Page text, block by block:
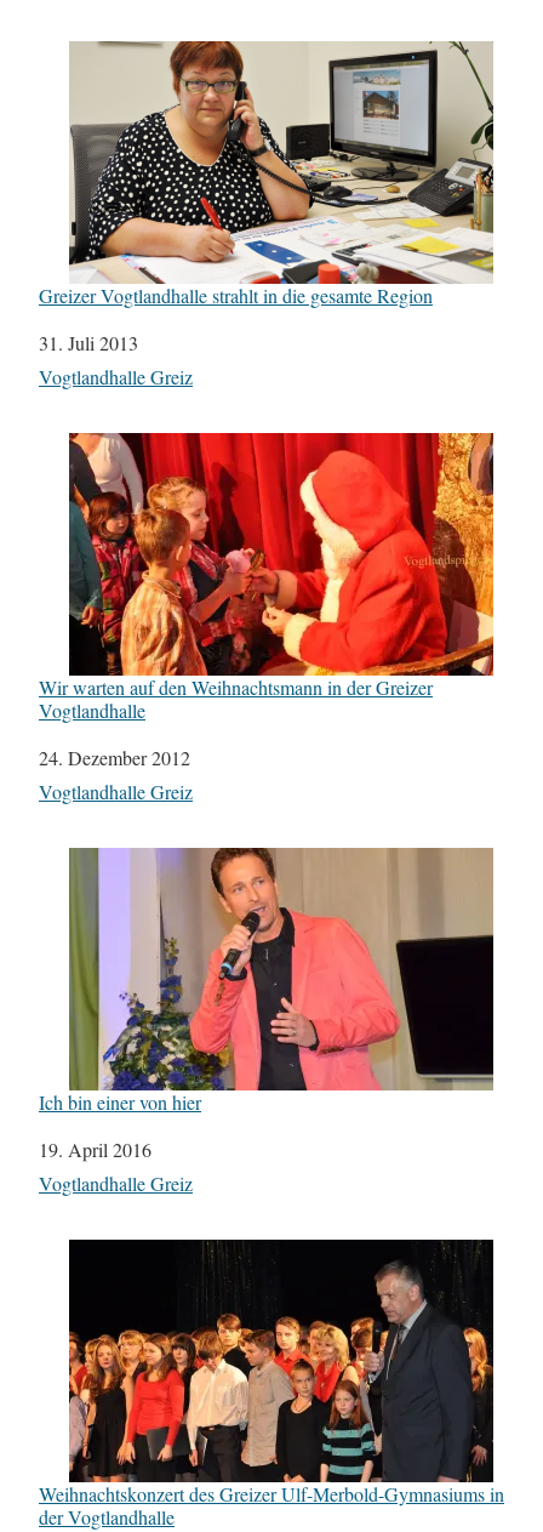
Greizer Vogtlandhalle strahlt in die gesamte Region
Datum
31. Juli 2013
In Bezug auf
Vogtlandhalle Greiz
Wir warten auf den Weihnachtsmann in der Greizer
Vogtlandhalle
Datum
24. Dezember 2012
In Bezug auf
Vogtlandhalle Greiz
Ich bin einer von hier
Datum
19. April 2016
In Bezug auf
Vogtlandhalle Greiz
Weihnachtskonzert des Greizer Ulf-Merbold-Gymnasiums in
der Vogtlandhalle